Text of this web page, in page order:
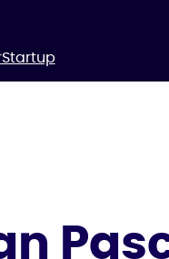
Startup